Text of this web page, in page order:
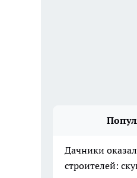
Дачники
строителей: